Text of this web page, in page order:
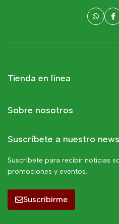
Tienda en línea
Sobre nosotros
Suscríbete a nuestro
Suscríbete para recibir noticias
promociones y eventos.
Suscribirme